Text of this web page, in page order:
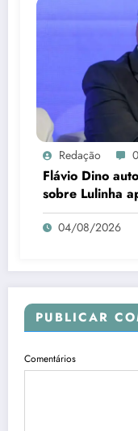
Redação 0
Flávio Dino
sobre Lulinha
04/08/2026
PUBLICAR
Comentários